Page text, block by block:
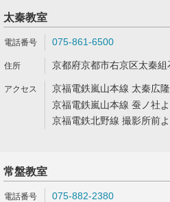
太秦教室
075-861-6500
京都府京都市右京区太秦
京福電鉄嵐山本線 太秦広
京福電鉄嵐山本線 蚕ノ社
京福電鉄北野線 撮影所前
常盤教室
075-882-2380